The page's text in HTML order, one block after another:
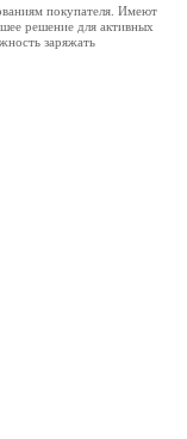
покупателя. Имеют
решение для активных
заряжать